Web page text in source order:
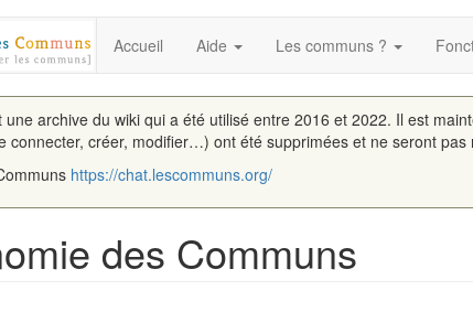
Accueil Aide Les communs ?
une archive du wiki qui a été utilisé entre 2016 et 2022. Il est
connecter, créer, modifier…) ont été supprimées et ne seront pas
https://chat.lescommuns.org/
des Communs